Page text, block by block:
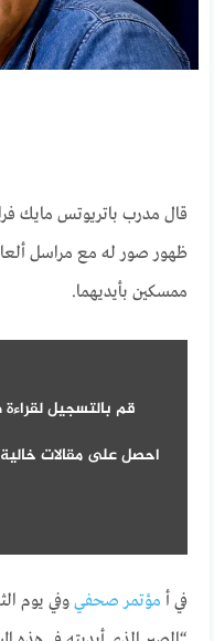
قال مدرب باتريوتس مايك
ظهور صور له مع مراسل
ممسكين بأيديهما.
قم بالتسجيل لقراءة
احصل على مقالات
في أ مؤتمر صحفي وفي يوم